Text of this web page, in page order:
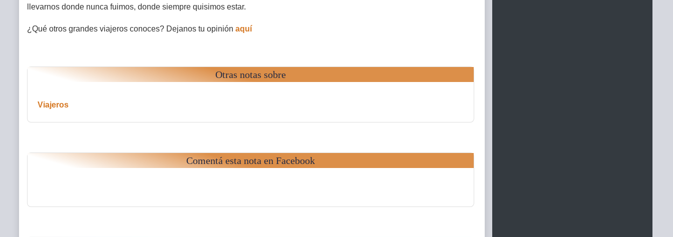
llevarnos donde nunca fuimos, donde siempre quisimos estar.
¿Qué otros grandes viajeros conoces? Dejanos tu opinión aquí
Otras notas sobre
Viajeros
Comentá esta nota en Facebook